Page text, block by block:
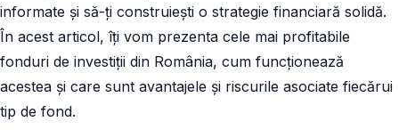
informate și să-ți construiești o strategie financiară solidă.
În acest articol, îți vom prezenta cele mai profitabile
fonduri de investiții din România, cum funcționează
acestea și care sunt avantajele și riscurile asociate fiecărui
tip de fond.